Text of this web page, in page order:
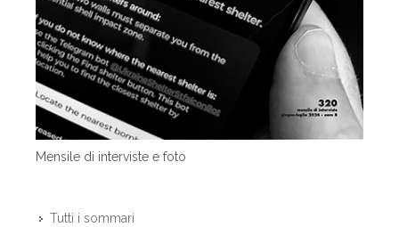
Mensile di interviste e foto
Tutti i sommari